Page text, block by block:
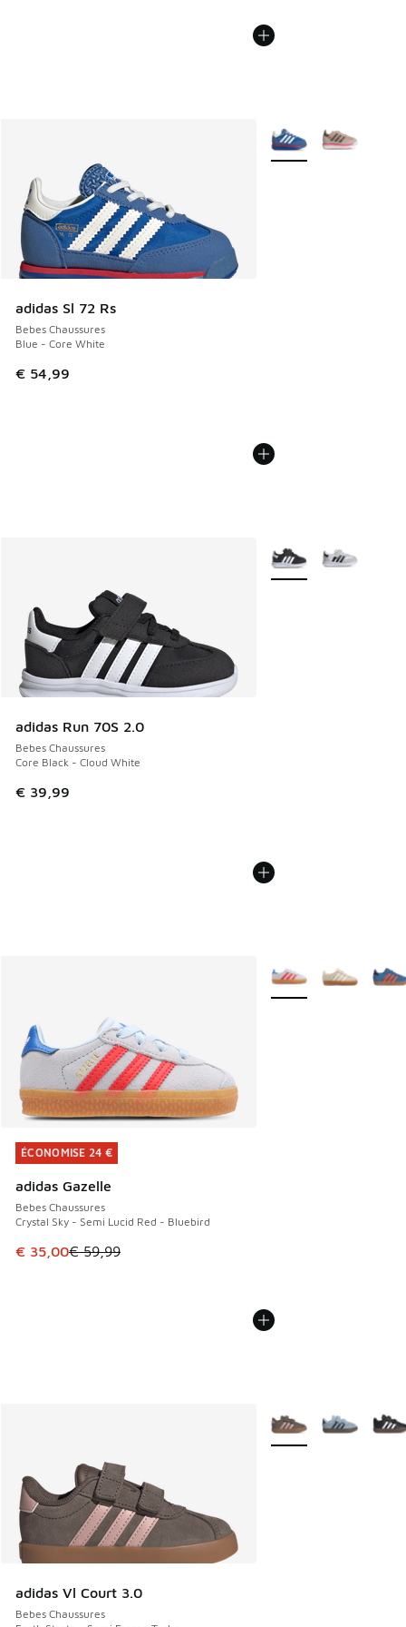
adidas Sl 72 Rs
Bebes Chaussures
Blue - Core White
€ 54,99
Plus de couleurs
adidas Run 70S 2.0
Bebes Chaussures
Core Black - Cloud White
€ 39,99
Plus de couleurs
ÉCONOMISE 24 €
adidas Gazelle
Bebes Chaussures
Crystal Sky - Semi Lucid Red - Bluebird
Cet article est en promotion. Prix en baisse de € 59,99 à
€ 35,00€ 59,99
ÉCONOMISE 24 €
Plus de couleurs
adidas Vl Court 3.0
Bebes Chaussures
Plus de couleurs